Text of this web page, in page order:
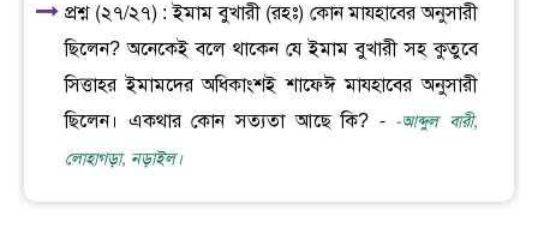
প্রশ্ন (২৭/২৭) : ইমাম বুখারী (রহঃ) কোন মাযহাবের অনুসারী
ছিলেন? অনেকেই বলে থাকেন যে ইমাম বুখারী সহ কুতুবে
সিত্তাহর ইমামদের অধিকাংশই শাফেঈ মাযহাবের অনুসারী
ছিলেন। একথার কোন সত্যতা আছে কি? - -আব্দুল বারী,
লোহাগড়া, নড়াইল।